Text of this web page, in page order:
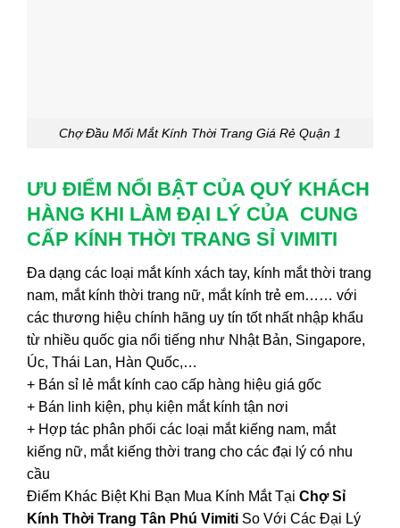
Chợ Đầu Mối Mắt Kính Thời Trang Giá Rẻ Quận 1
ƯU ĐIỂM NỔI BẬT CỦA QUÝ KHÁCH
HÀNG KHI LÀM ĐẠI LÝ CỦA CUNG
CẤP KÍNH THỜI TRANG SỈ VIMITI
Đa dạng các loại mắt kính xách tay, kính mắt thời trang
nam, mắt kính thời trang nữ, mắt kính trẻ em…… với
các thương hiệu chính hãng uy tín tốt nhất nhập khẩu
từ nhiều quốc gia nổi tiếng như Nhật Bản, Singapore,
Úc, Thái Lan, Hàn Quốc,…
+ Bán sỉ lẻ mắt kính cao cấp hàng hiệu giá gốc
+ Bán linh kiện, phụ kiện mắt kính tận nơi
+ Hợp tác phân phối các loại mắt kiếng nam, mắt
kiếng nữ, mắt kiếng thời trang cho các đại lý có nhu
cầu
Điểm Khác Biệt Khi Bạn Mua Kính Mắt Tại Chợ Sỉ
Kính Thời Trang Tân Phú Vimiti So Với Các Đại Lý